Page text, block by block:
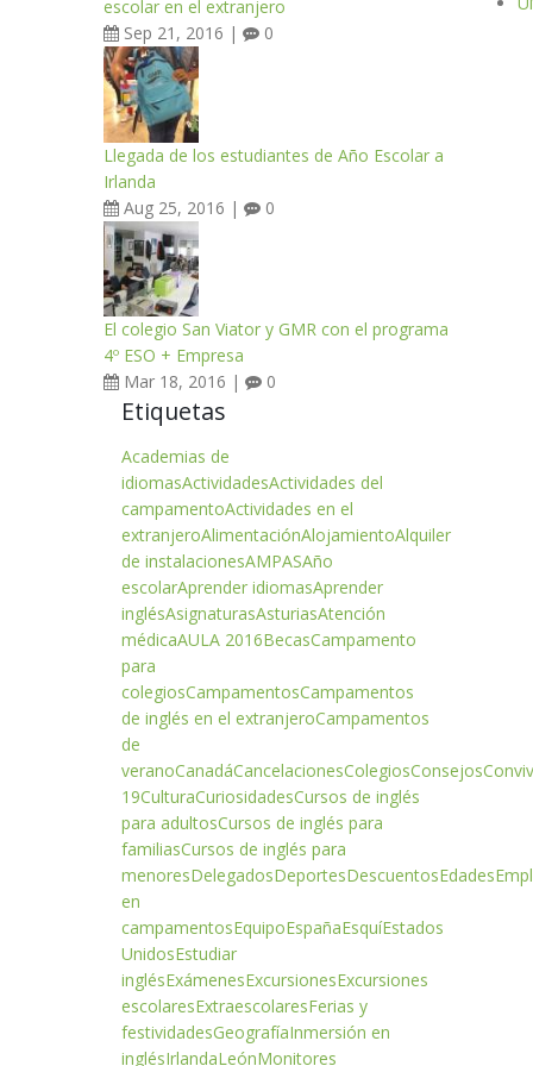
escolar en el extranjero
Sep 21, 2016 |
0
Llegada de los estudiantes de Año Escolar a
Irlanda
Aug 25, 2016 |
0
El colegio San Viator y GMR con el programa
4º ESO + Empresa
Mar 18, 2016 |
0
Etiquetas
Academias de
idiomasActividadesActividades del
campamentoActividades en el
extranjeroAlimentaciónAlojamientoAlquiler
de instalacionesAMPASAño
escolarAprender idiomasAprender
inglésAsignaturasAsturiasAtención
médicaAULA 2016BecasCampamento
para
colegiosCampamentosCampamentos
de inglés en el extranjeroCampamentos
de
veranoCanadáCancelacionesColegiosConsejos
19CulturaCuriosidadesCursos de inglés
para adultosCursos de inglés para
familiasCursos de inglés para
menoresDelegadosDeportesDescuentosEdades
en
campamentosEquipoEspañaEsquíEstados
UnidosEstudiar
inglésExámenesExcursionesExcursiones
escolaresExtraescolaresFerias y
festividadesGeografíaInmersión en
inglésIrlandaLeónMonitores